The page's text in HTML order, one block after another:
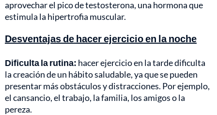
aprovechar el pico de testosterona, una hormona que
estimula la hipertrofia muscular.
Desventajas de hacer ejercicio en la noche
Dificulta la rutina: hacer ejercicio en la tarde dificulta
la creación de un hábito saludable, ya que se pueden
presentar más obstáculos y distracciones. Por ejemplo,
el cansancio, el trabajo, la familia, los amigos o la
pereza.